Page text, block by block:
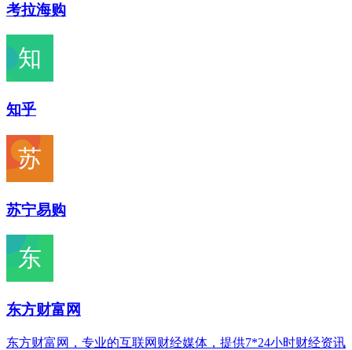
考拉海购
知乎
苏宁易购
东方财富网
东方财富网，专业的互联网财经媒体，提供7*24小时财经资讯